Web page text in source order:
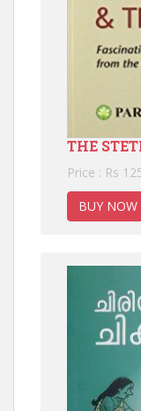
THE
Price : Rs
BUY NOW